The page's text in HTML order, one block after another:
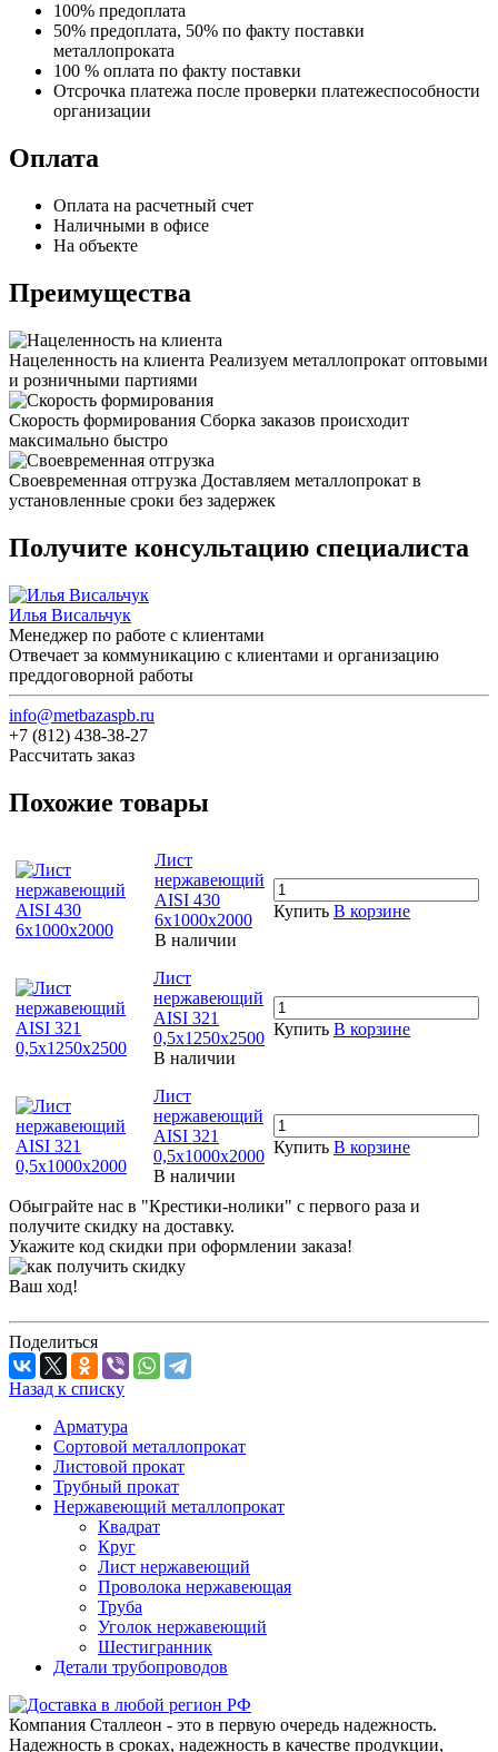
100% предоплата
50% предоплата, 50% по факту поставки
металлопроката
100 % оплата по факту поставки
Отсрочка платежа после проверки платежеспособности
организации
Оплата
Оплата на расчетный счет
Наличными в офисе
На объекте
Преимущества
Нацеленность на клиента Реализуем металлопрокат оптовыми
и розничными партиями
Скорость формирования Сборка заказов происходит
максимально быстро
Своевременная отгрузка Доставляем металлопрокат в
установленные сроки без задержек
Получите консультацию специалиста
Илья Висальчук
Менеджер по работе с клиентами
Отвечает за коммуникацию с клиентами и организацию
преддоговорной работы
info@metbazaspb.ru
+7 (812) 438-38-27
Рассчитать заказ
Похожие товары
Лист
нержавеющий
AISI 430
6х1000х2000
В наличии
Купить В корзине
Лист
нержавеющий
AISI 321
0,5х1250х2500
В наличии
Купить В корзине
Лист
нержавеющий
AISI 321
0,5х1000х2000
В наличии
Купить В корзине
Обыграйте нас в "Крестики-нолики" с первого раза и
получите скидку на доставку.
Укажите код скидки при оформлении заказа!
Ваш ход!
Поделиться
Назад к списку
Арматура
Сортовой металлопрокат
Листовой прокат
Трубный прокат
Нержавеющий металлопрокат
Квадрат
Круг
Лист нержавеющий
Проволока нержавеющая
Труба
Уголок нержавеющий
Шестигранник
Детали трубопроводов
Компания Сталлеон - это в первую очередь надежность.
Надежность в сроках, надежность в качестве продукции,